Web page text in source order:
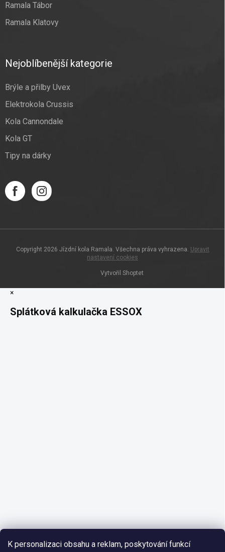
K personalizaci obsahu a reklam, poskytování funkcí
Ramala Tábor
Ramala Klatovy
Nejoblíbenější kategorie
Brýle a přilby Uvex
Elektrokola Crussis
Kola Cannondale
Kola GT
Tipy na dárky
Vytvořil Shoptet
Copyright 2026 Jízdní kola Ramala. Všechna práva vyhrazena. Upravit
nastavení cookies
×
Splátková kalkulačka ESSOX